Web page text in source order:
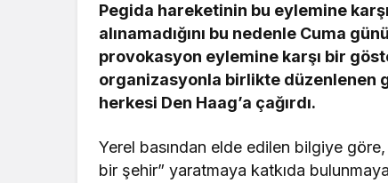
Pegida hareketinin bu eylemine
alınamadığını bu nedenle Cuma
provokasyon eylemine karşı bir
organizasyonla birlikte düzenlenen
herkesi Den Haag’a çağırdı.
Yerel basından elde edilen bilgiye göre,
bir şehir” yaratmaya katkıda